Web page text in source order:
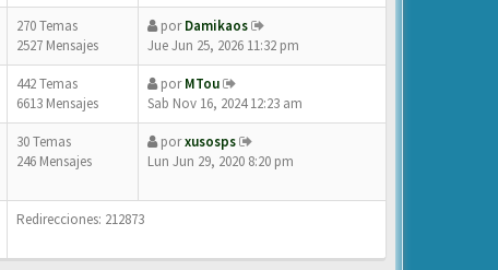
270 Temas
2527 Mensajes
porDamikaos
Jue Jun 25, 2026 11:32 pm
442 Temas
6613 Mensajes
porMTou
Sab Nov 16, 2024 12:23 am
30 Temas
246 Mensajes
porxusosps
Lun Jun 29, 2020 8:20 pm
Redirecciones: 212873